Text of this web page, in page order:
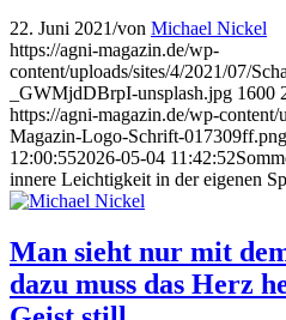
22. Juni 2021/von Michael Nickel
https://agni-magazin.de/wp-
content/uploads/sites/4/2021/07/
_GWMjdDBrpI-unsplash.jpg 1600
https://agni-magazin.de/wp-
Magazin-Logo-Schrift-017309ff.png
12:00:552026-05-04 11:42:52
innere Leichtigkeit in der eigenen
Man sieht nur mit
dazu muss das Herz